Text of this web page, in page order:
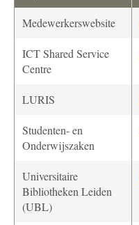
Medewerkerswebsite
ICT Shared Service
Centre
LURIS
Studenten- en
Onderwijszaken
Universitaire
Bibliotheken Leiden
(UBL)